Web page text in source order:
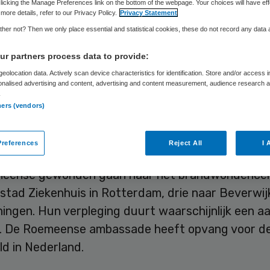
in Nederland gaan tien slachtoffers
brand in een discotheek in de Roemeense
gewonden gaan naar het
Ziekenhuis in Rotterdam, drie naar
Hun verpleging duurt waarschijnlijk een
De Roemeense ambassade heeft opvang voor
in Nederland.
the Manage Preferences link on the bottom of the webpage. Your choices will have
details, refer to our Privacy Policy. Privacy Statement
not? Then we only place essential and statistical cookies, these do not record any data
partners process data to provide:
data. Actively scan device characteristics for identification. Store and/or access
advertising and content, advertising and content measurement, audience research
(vendors)
Reject All I